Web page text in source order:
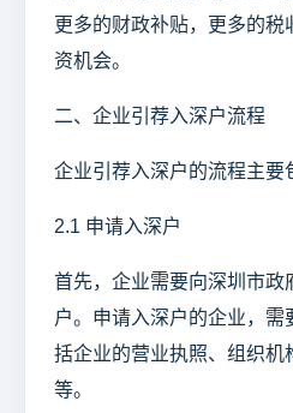
更多的财政补贴，更多的税
资机会。
二、企业引荐入深户流程
企业引荐入深户的流程主要
2.1 申请入深户
首先，企业需要向深圳市政
户。申请入深户的企业，
括企业的营业执照、组织机
等。